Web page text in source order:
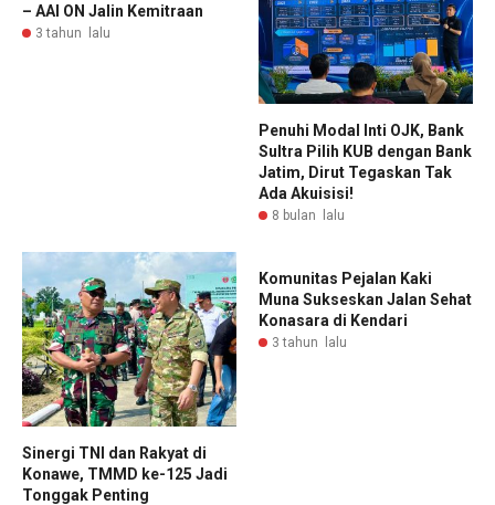
– AAI ON Jalin Kemitraan
3 tahun lalu
Penuhi Modal Inti OJK, Bank
Sultra Pilih KUB dengan Bank
Jatim, Dirut Tegaskan Tak
Ada Akuisisi!
8 bulan lalu
Sinergi TNI dan Rakyat di
Konawe, TMMD ke-125 Jadi
Tonggak Penting
Komunitas Pejalan Kaki
Muna Sukseskan Jalan Sehat
Konasara di Kendari
3 tahun lalu